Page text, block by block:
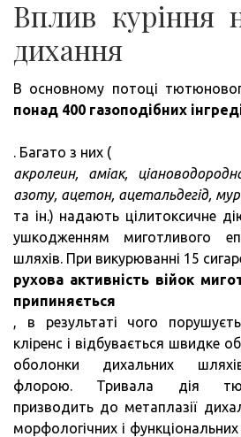
Вплив куріння
дихання
В основному потоці
понад 400 газоподібних
. Багато з них (
акролеин, аміак,
азоту, ацетон, ацетальдегід,
та ін.) надають цілитоксичне
ушкодженням миготливого
шляхів. При викурюванні 15
рухова активність війок
припиняється
, в результаті чого
кліренс і відбувається швидке
оболонки дихальних
флорою. Тривала дія
призводить до метаплазії
морфологічних і